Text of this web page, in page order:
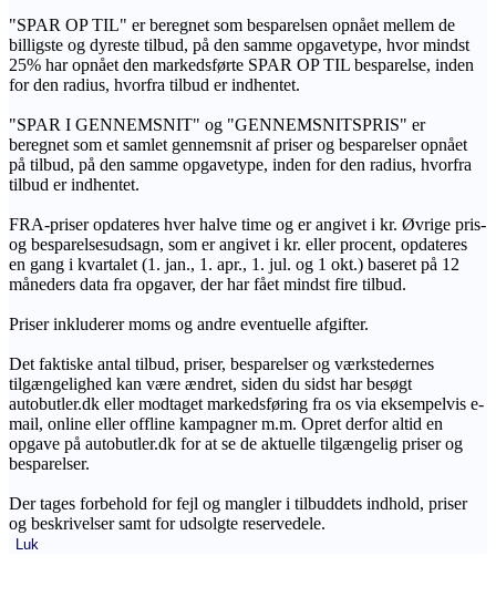
"SPAR OP TIL" er beregnet som besparelsen opnået mellem de
billigste og dyreste tilbud, på den samme opgavetype, hvor mindst
25% har opnået den markedsførte SPAR OP TIL besparelse, inden
for den radius, hvorfra tilbud er indhentet.
"SPAR I GENNEMSNIT" og "GENNEMSNITSPRIS" er
beregnet som et samlet gennemsnit af priser og besparelser opnået
på tilbud, på den samme opgavetype, inden for den radius, hvorfra
tilbud er indhentet.
FRA-priser opdateres hver halve time og er angivet i kr. Øvrige pris-
og besparelsesudsagn, som er angivet i kr. eller procent, opdateres
en gang i kvartalet (1. jan., 1. apr., 1. jul. og 1 okt.) baseret på 12
måneders data fra opgaver, der har fået mindst fire tilbud.
Priser inkluderer moms og andre eventuelle afgifter.
Det faktiske antal tilbud, priser, besparelser og værkstedernes
tilgængelighed kan være ændret, siden du sidst har besøgt
autobutler.dk eller modtaget markedsføring fra os via eksempelvis e-
mail, online eller offline kampagner m.m. Opret derfor altid en
opgave på autobutler.dk for at se de aktuelle tilgængelig priser og
besparelser.
Der tages forbehold for fejl og mangler i tilbuddets indhold, priser
og beskrivelser samt for udsolgte reservedele.
Luk